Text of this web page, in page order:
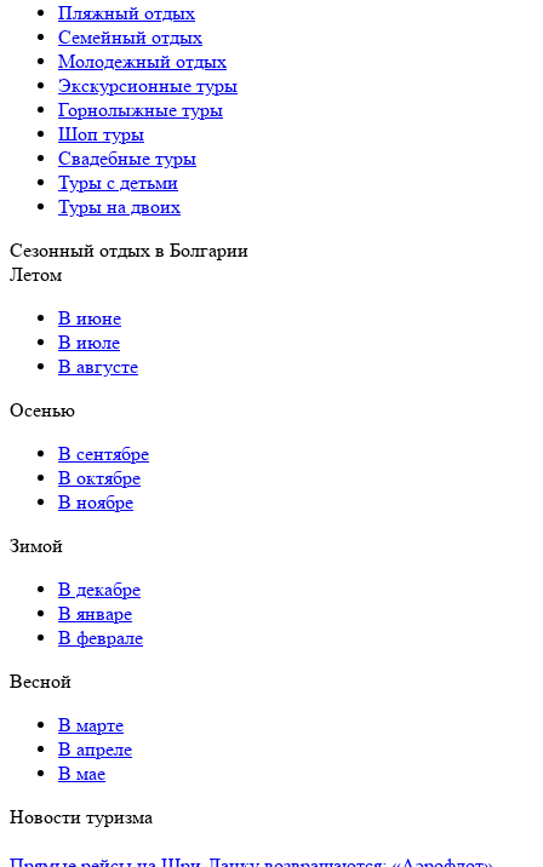
Пляжный отдых
Семейный отдых
Молодежный отдых
Экскурсионные туры
Горнолыжные туры
Шоп туры
Свадебные туры
Туры с детьми
Туры на двоих
Сезонный отдых в Болгарии
Летом
В июне
В июле
В августе
Осенью
В сентябре
В октябре
В ноябре
Зимой
В декабре
В январе
В феврале
Весной
В марте
В апреле
В мае
Новости туризма